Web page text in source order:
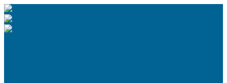
Перейти
к
содержимому